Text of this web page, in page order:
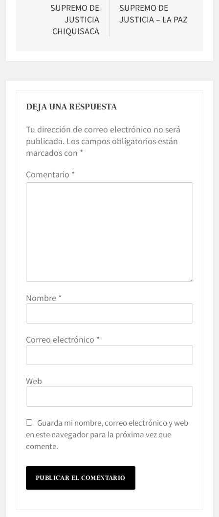
SUPREMO DE
JUSTICIA
CHIQUISACA
SUPREMO DE
JUSTICIA – LA PAZ
DEJA UNA RESPUESTA
Tu dirección de correo electrónico no será
publicada. Los campos obligatorios están
marcados con *
Comentario *
Nombre *
Correo electrónico *
Web
Guarda mi nombre, correo electrónico y web
en este navegador para la próxima vez que
comente.